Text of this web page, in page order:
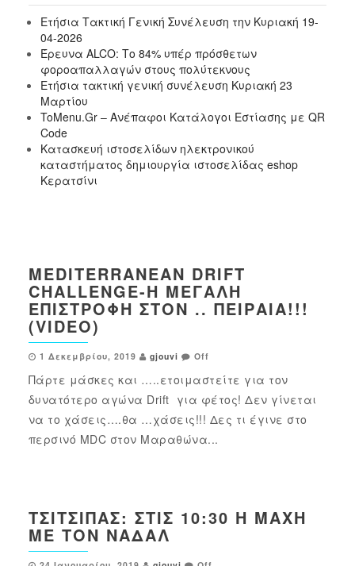
Ετήσια Τακτική Γενική Συνέλευση την Κυριακή 19-
04-2026
Έρευνα ALCO: Το 84% υπέρ πρόσθετων
φοροαπαλλαγών στους πολύτεκνους
Ετήσια τακτική γενική συνέλευση Κυριακή 23
Μαρτίου
ToMenu.Gr – Ανέπαφοι Κατάλογοι Εστίασης με QR
Code
Κατασκευή ιστοσελίδων ηλεκτρονικού
καταστήματος δημιουργία ιστοσελίδας eshop
Κερατσίνι
MEDITERRANEAN DRIFT
CHALLENGE-Η ΜΕΓΆΛΗ
ΕΠΙΣΤΡΟΦΉ ΣΤΟΝ .. ΠΕΙΡΑΙΆ!!!
(VIDEO)
1 Δεκεμβρίου, 2019 gjouvi Off
Πάρτε μάσκες και …..ετοιμαστείτε για τον
δυνατότερο αγώνα Drift για φέτος! Δεν γίνεται
να το χάσεις….θα …χάσεις!!! Δες τι έγινε στο
περσινό MDC στον Μαραθώνα...
ΤΣΙΤΣΙΠΆΣ: ΣΤΙΣ 10:30 Η ΜΆΧΗ
ΜΕ ΤΟΝ ΝΑΔΆΛ